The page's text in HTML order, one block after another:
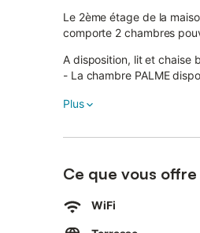
Le 2ème étage de la
comporte 2 chambres
A disposition, lit et chaise
- La chambre PALME
- Salle d'eau et WC séparés.
propriétaire.
Dans chaque chambre,
longue journée.
Les petits-déjeuners à
Plus
Ce que vous
WiFi